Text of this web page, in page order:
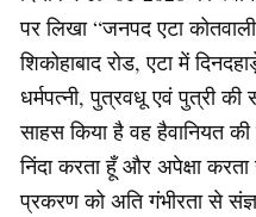
पर लिखा “जनपद एटा
शिकोहाबाद रोड, एटा में
धर्मपत्नी, पुत्रवधू एवं पुत्री की
साहस किया है वह हैवानियत
निंदा करता हूँ और अपेक्षा
प्रकरण को अति गंभीरता से